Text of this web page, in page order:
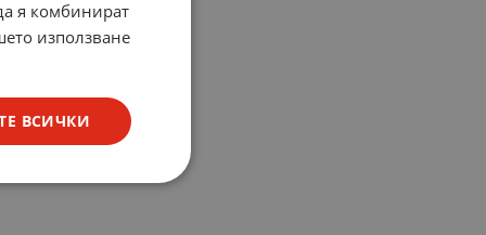
я комбинират
използване
ВСИЧКИ